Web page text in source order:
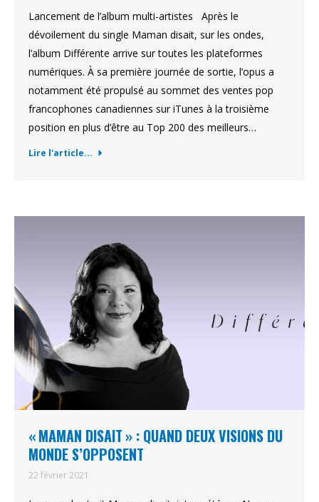
Lancement de l’album multi-artistes Après le
dévoilement du single Maman disait, sur les ondes,
l’album Différente arrive sur toutes les plateformes
numériques. À sa première journée de sortie, l’opus a
notamment été propulsé au sommet des ventes pop
francophones canadiennes sur iTunes à la troisième
position en plus d’être au Top 200 des meilleurs…
Lire l'article...
« MAMAN DISAIT » : QUAND DEUX VISIONS DU
MONDE S’OPPOSENT
22 février 2021